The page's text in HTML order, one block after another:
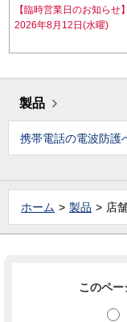
【臨時営業日のお知らせ】
2026年8月12日(水曜)
製品
携帯電話の電波防護
ホーム 製品 店
このペー